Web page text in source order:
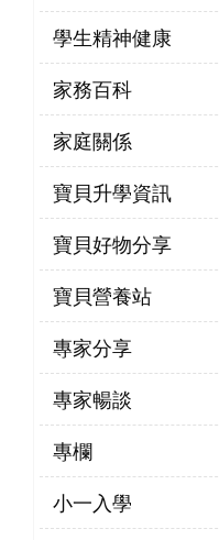
學生精神健康
家務百科
家庭關係
寶貝升學資訊
寶貝好物分享
寶貝營養站
專家分享
專家暢談
專欄
小一入學